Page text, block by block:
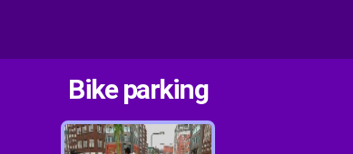
Bike parking